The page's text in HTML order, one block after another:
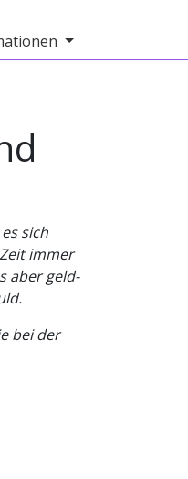
sich
immer
aber geld-
bei der